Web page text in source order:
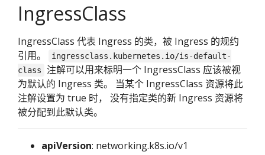
IngressClass
IngressClass 代表 Ingress 的类，被 Ingress 的规约
引用。
ingressclass.kubernetes.io/is-default-
class
注解可以用来标明一个 IngressClass 应该被视
为默认的 Ingress 类。 当某个 IngressClass 资源将此
注解设置为 true 时， 没有指定类的新 Ingress 资源将
被分配到此默认类。
apiVersion: networking.k8s.io/v1